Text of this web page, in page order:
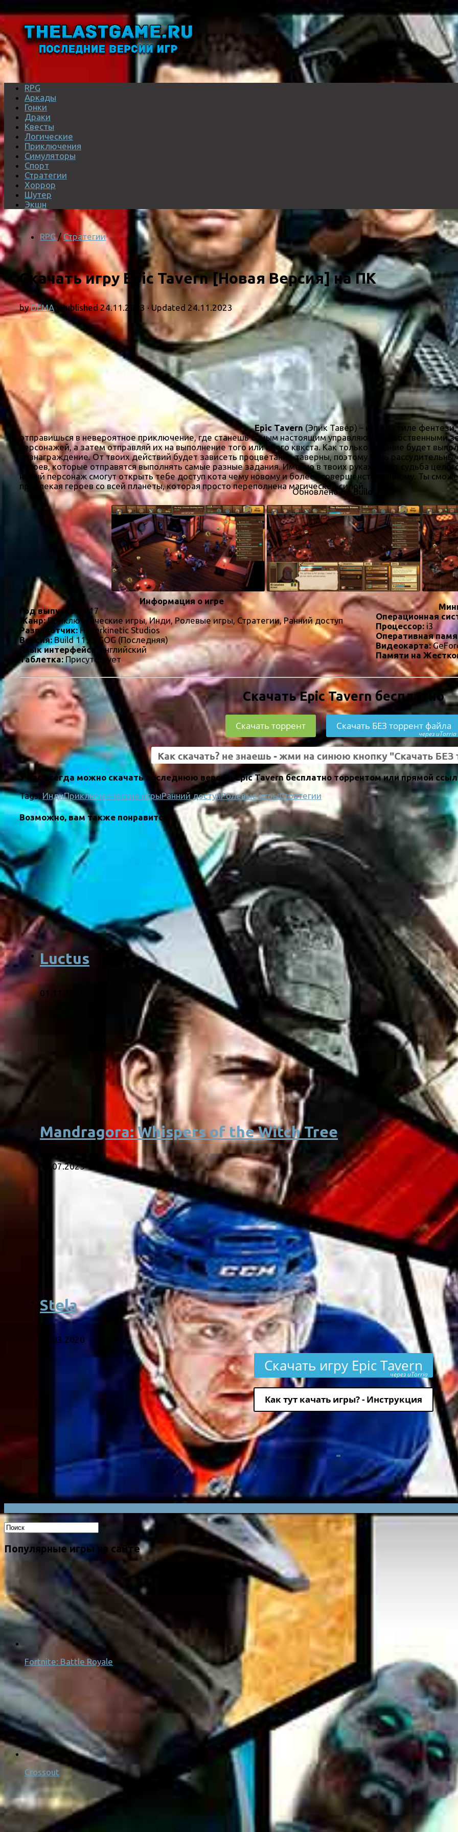
RPG
Аркады
Гонки
Драки
Квесты
Логические
Приключения
Симуляторы
Спорт
Стратегии
Хоррор
Шутер
Экшн
RPG / Стратегии
Скачать игру Epic Tavern [Новая Версия] на ПК
byDEMA · Published24.11.2023 · Updated 24.11.2023
Epic Tavern (Эпик Тавер) – игра в стиле
отправишься в невероятное приключение, где станешь самым настоящим управляющим собственными
персонажей, а затем отправляй их на выполнение того или иного квкста. Как только задание будет
вознаграждение. От твоих действий будет зависеть процветание таверны, поэтому будь
героев, которые отправятся выполнять самые разные задания. Именно в твоих руках будет судьба
новый персонаж смогут открыть тебе доступ кота чему новому и более усовершенствованному. Ты
привлекая героев со всей планеты, которая просто переполнена магической силой.
Обновлено до Build 1193
Информация о игре
Год выпуска:
2017
Жанр:Приключенческие игры, Инди, Ролевые игры, Стратегии, Ранний доступ
Разработчик:Hyperkinetic Studios
Версия:Build 1193 GOG (Последняя)
Язык интерфейса:
английский
Таблетка:Присутствует
Операционная
Процессор: i3
Оперативная
Видеокарта:
Памяти на
Скачать Epic Tavern бесплатно
Скачать торрент Скачать БЕЗ торрент файла
через uTorria
У нас всегда можно скачать последнюю версию Epic Tavern бесплатно торрентом или прямой
Tags: ИндиПриключенческие игрыРанний доступРолевые игрыСтратегии
Возможно, вам также понравится:
Luctus
01.11.2025
Mandragora: Whispers of the Witch Tree
17.07.2025
Stela
13.03.2020
Скачать игру Epic Tavern
через uTorria
Как тут качать игры? - Инструкция
Популярные игры на сайте
Fortnite: Battle Royale
Crossout